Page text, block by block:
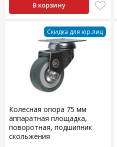
В корзину
Скидка для юр.лиц
Колесная опора 75 мм
аппаратная площадка,
поворотная, подшипник
скольжения